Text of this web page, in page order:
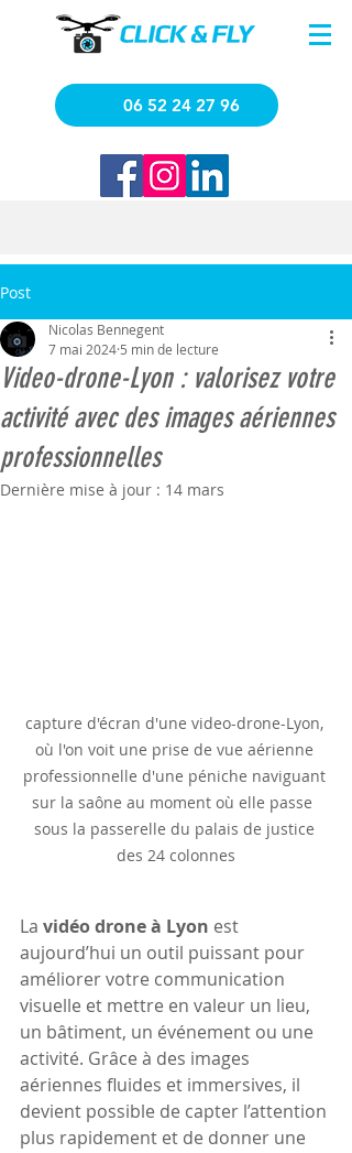
06 52 24 27 96
Post
Video-drone-Lyon : valorisez votre
activité avec des images aériennes
professionnelles
Nicolas Bennegent
7 mai 2024 5 min de lecture
Dernière mise à jour : 14 mars
capture d'écran d'une video-drone-Lyon,
où l'on voit une prise de vue aérienne
professionnelle d'une péniche naviguant
sur la saône au moment où elle passe
sous la passerelle du palais de justice
des 24 colonnes
La vidéo drone à Lyon est
aujourd’hui un outil puissant pour
améliorer votre communication
visuelle et mettre en valeur un lieu,
un bâtiment, un événement ou une
activité. Grâce à des images
aériennes fluides et immersives, il
devient possible de capter l’attention
plus rapidement et de donner une